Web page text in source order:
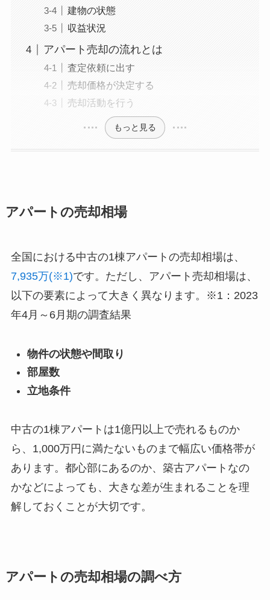
建物の状態
収益状況
アパート売却の流れとは
査定依頼に出す
売却価格が決定する
売却活動を行う
もっと見る
アパートの売却相場
全国における中古の1棟アパートの売却相場は、
7,935万(※1)です。ただし、アパート売却相場は、
以下の要素によって大きく異なります。※1：2023
年4月～6月期の調査結果
物件の状態や間取り
部屋数
立地条件
中古の1棟アパートは1億円以上で売れるものか
ら、1,000万円に満たないものまで幅広い価格帯が
あります。都心部にあるのか、築古アパートなの
かなどによっても、大きな差が生まれることを理
解しておくことが大切です。
アパートの売却相場の調べ方